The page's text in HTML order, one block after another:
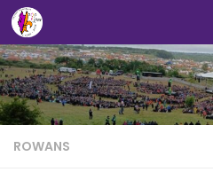
Doorgaan naar inhoud
ROWANS